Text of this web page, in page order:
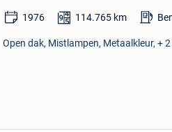
1976 114.765 km
Open dak, Mistlampen, Metaalkleur, +